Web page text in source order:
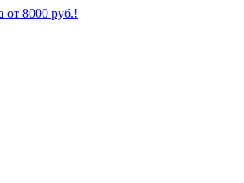
от 8000 руб.!